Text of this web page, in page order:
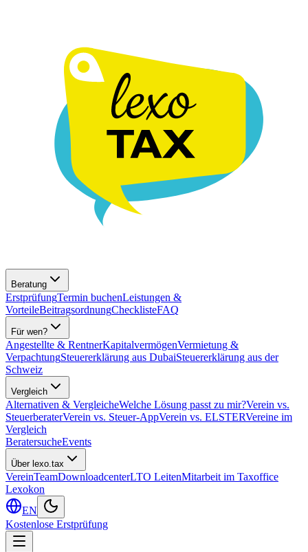
Beratung
ErstprüfungTermin buchenLeistungen &
VorteileBeitragsordnungChecklisteFAQ
Für wen?
Angestellte & RentnerKapitalvermögenVermietung &
VerpachtungSteuererklärung aus DubaiSteuererklärung aus der
Schweiz
Vergleich
Alternativen & VergleicheWelche Lösung passt zu mir?Verein vs.
SteuerberaterVerein vs. Steuer-AppVerein vs. ELSTERVereine im
Vergleich
BeratersucheEvents
Über lexo.tax
VereinTeamDownloadcenterLTO LeitenMitarbeit im Taxoffice
Lexokon
EN
Kostenlose Erstprüfung